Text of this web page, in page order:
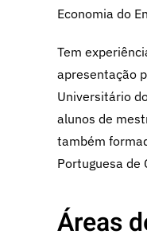
Economia do
Tem
apresentação
Universitário
alunos de
também
Portuguesa de
Áreas